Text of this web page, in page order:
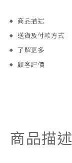
商品描述
送貨及付款方式
了解更多
顧客評價
商品描述